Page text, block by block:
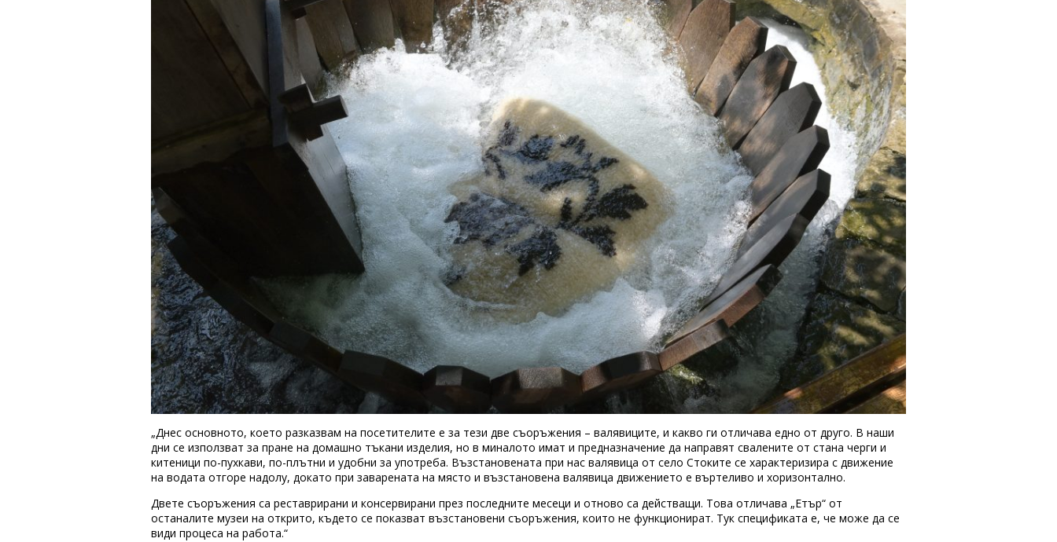
„Днес основното, което разказвам на посетителите е за тези две съоръжения – валявиците, и какво ги отличава едно от друго. В наши
дни се използват за пране на домашно тъкани изделия, но в миналото имат и предназначение да направят свалените от стана черги и
китеници по-пухкави, по-плътни и удобни за употреба. Възстановената при нас валявица от село Стоките се характеризира с движение
на водата отгоре надолу, докато при заварената на място и възстановена валявица движението е въртеливо и хоризонтално.
Двете съоръжения са реставрирани и консервирани през последните месеци и отново са действащи. Това отличава „Етър“ от
останалите музеи на открито, където се показват възстановени съоръжения, които не функционират. Тук спецификата е, че може да се
види процеса на работа.“